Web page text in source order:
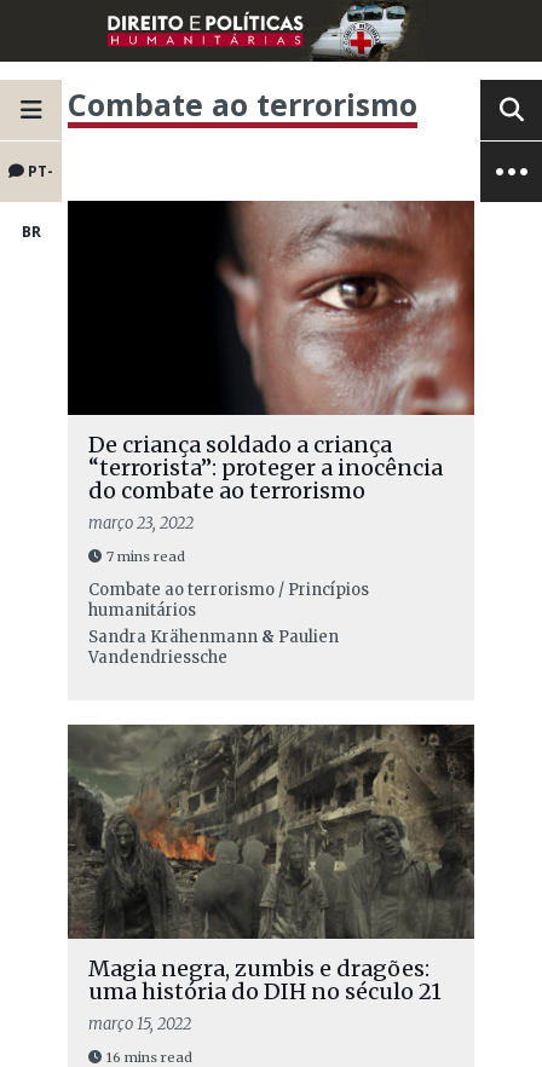
PT-
BR
Combate ao terrorismo
De criança soldado a criança
“terrorista”: proteger a inocência
do combate ao terrorismo
março 23, 2022
7 mins read
Combate ao terrorismo / Princípios
humanitários
Sandra Krähenmann& Paulien
Vandendriessche
Magia negra, zumbis e dragões:
uma história do DIH no século 21
março 15, 2022
16 mins read